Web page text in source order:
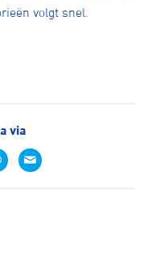
volgt snel.
via